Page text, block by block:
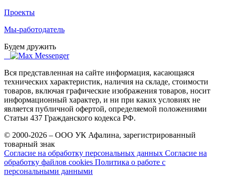
Проекты
Мы-работодатель
Будем дружить
Вся представленная на сайте информация, касающаяся
технических характеристик, наличия на складе, стоимости
товаров, включая графические изображения товаров, носит
информационный характер, и ни при каких условиях не
является публичной офертой, определяемой положениями
Статьи 437 Гражданского кодекса РФ.
© 2000-2026 – ООО УК Афалина, зарегистрированный
товарный знак
Согласие на обработку персональных данных Согласие на
обработку файлов cookies Политика о работе с
персональными данными